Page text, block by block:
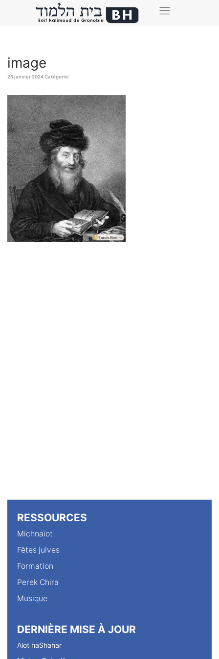
image
25 janvier 2024Catégorie:
RESSOURCES
Michnaïot
Fêtes juives
Formation
Perek Chira
Musique
DERNIÈRE MISE À JOUR
Alot haShahar